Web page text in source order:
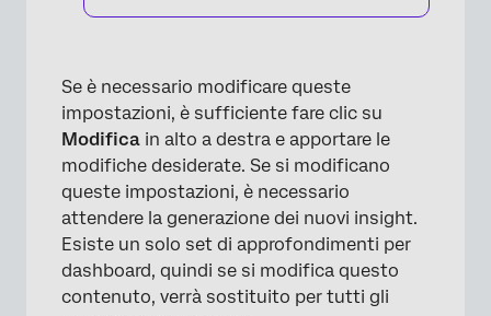
×
Se è necessario modificare queste
impostazioni, è sufficiente fare clic su
Modifica in alto a destra e apportare le
modifiche desiderate. Se si modificano
queste impostazioni, è necessario
attendere la generazione dei nuovi insight.
Esiste un solo set di approfondimenti per
dashboard, quindi se si modifica questo
contenuto, verrà sostituito per tutti gli